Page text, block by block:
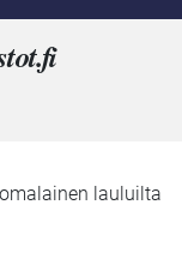
fi
lauluilta